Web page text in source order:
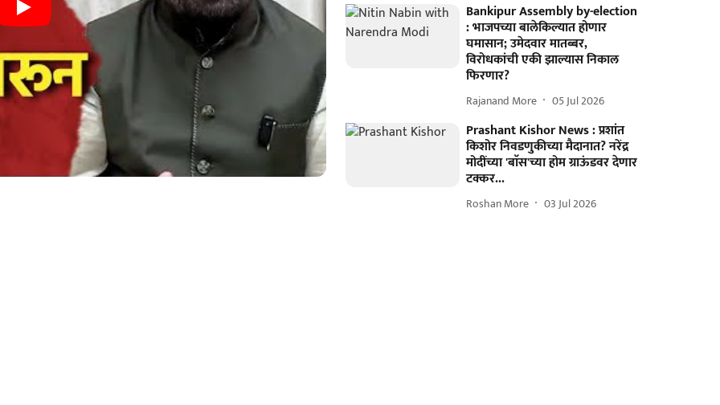
Bankipur Assembly by-election
: भाजपच्या बालेकिल्यात होणार
घमासान; उमेदवार मातब्बर,
विरोधकांची एकी झाल्यास निकाल
फिरणार?
Rajanand More 05 Jul 2026
Prashant Kishor News : प्रशांत
किशोर निवडणुकीच्या मैदानात? नरेंद्र
मोदींच्या 'बाॅस'च्या होम ग्राऊंडवर देणार
टक्कर...
Roshan More 03 Jul 2026